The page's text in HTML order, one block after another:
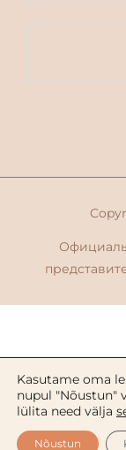
Kasutame oma
nupul "Nõustun"
lülita need välja
Nõustun